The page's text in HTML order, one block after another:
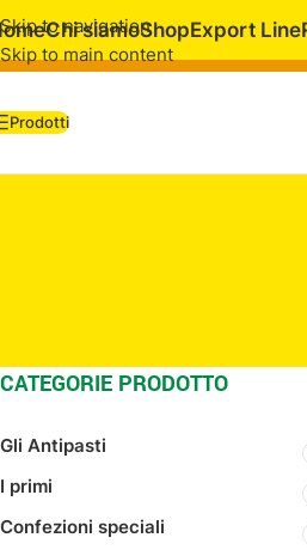
Skip to navigation
Skip to main content
Chi siamoShopExport Line
Prodotti
CATEGORIE PRODOTTO
Gli Antipasti
I primi
Confezioni speciali